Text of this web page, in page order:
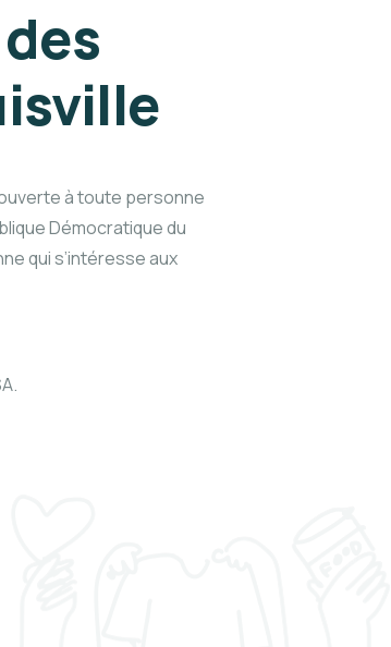
à toute personne
Démocratique du
qui s’intéresse aux